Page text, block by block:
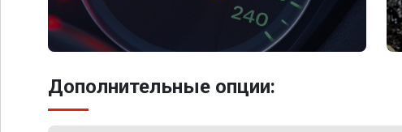
Дополнительные опции: